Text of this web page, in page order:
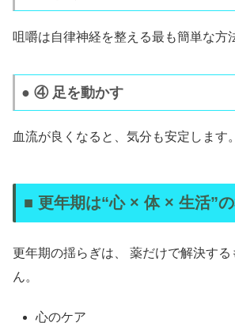
咀嚼は自律神経を整える最も簡単な方
● ④ 足を動かす
血流が良くなると、気分も安定します。
■ 更年期は“心 × 体 × 生活”
更年期の揺らぎは、 薬だけで解決す
ん。
心のケア